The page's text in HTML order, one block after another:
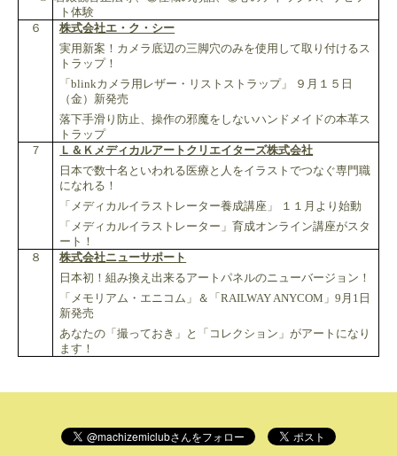
ト体験
６
株式会社エ・ク・シー
実用新案！カメラ底辺の三脚穴のみを使用して取り付けるス
トラップ！
「blinkカメラ用レザー・リストストラップ」 ９月１５日
（金）新発売
落下手滑り防止、操作の邪魔をしないハンドメイドの本革ス
トラップ
７
Ｌ＆Ｋメディカルアートクリエイターズ株式会社
日本で数十名といわれる医療と人をイラストでつなぐ専門職
になれる！
「メディカルイラストレーター養成講座」 １１月より始動
「メディカルイラストレーター」育成オンライン講座がスタ
ート！
８
株式会社ニューサポート
日本初！組み換え出来るアートパネルのニューバージョン！
「メモリアム・エニコム」＆「RAILWAY ANYCOM 」9 月 1 日
新発売
あなたの「撮っておき」と「コレクション」がアートになり
ます！